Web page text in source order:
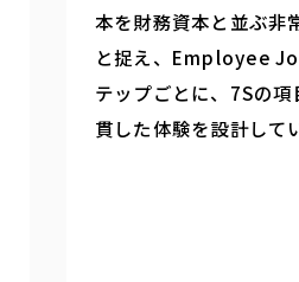
本を財務資本と並ぶ非
と捉え、Employee
テップごとに、7Sの
貫した体験を設計して